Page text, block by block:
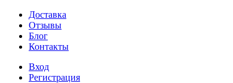
Доставка
Отзывы
Блог
Контакты
Вход
Регистрация